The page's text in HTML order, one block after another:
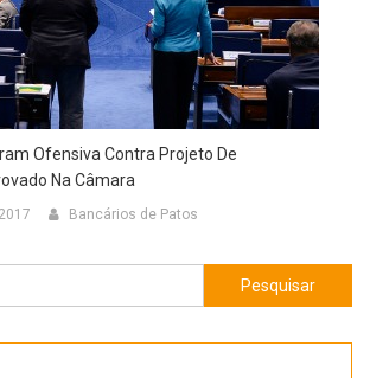
Ofensiva Contra Projeto De
Na Câmara
Bancários de Patos
Pesquisar
por: